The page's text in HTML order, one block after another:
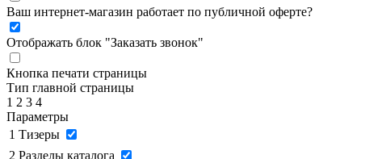
Ваш интернет-магазин работает по публичной оферте?
Отображать блок "Заказать звонок"
Кнопка печати страницы
Тип главной страницы
1 2 3 4
Параметры
1 Тизеры
2 Разделы каталога